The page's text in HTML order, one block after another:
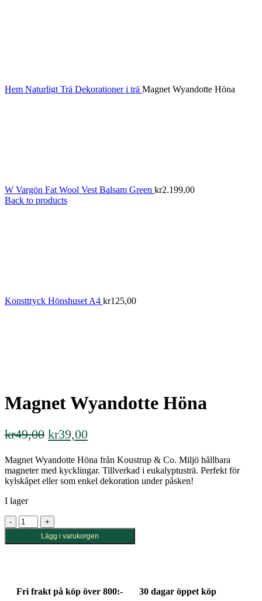
Hem Naturligt Trä Dekorationer i trä Magnet Wyandotte Höna
W Vargön Fat Wool Vest Balsam Green kr2.199,00
Back to products
Konsttryck Hönshuset A4 kr125,00
Magnet Wyandotte Höna
kr49,00 Det
priset
var:
kr39,00Det
priset
är:
Magnet Wyandotte Höna från Koustrup & Co. Miljö hållbara
magneter med kycklingar. Tillverkad i eukalyptusträ. Perfekt för
kylskåpet eller som enkel dekoration under påsken!
I lager
Magnet
Wyandotte
Höna Lägg i varukorgen
Fri frakt på köp över 800:- 30 dagar öppet köp